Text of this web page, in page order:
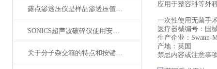
露点渗透压仪是样品渗透压值测量的理想仪器
SONICS超声波破碎仪使用安全注意事项
关于分子杂交箱的特点和按键说明
应用于整容科等外
一次性使用无菌手
医疗器械编号：国
生产企业：Swann-
产地：英国
禁忌内容或注意事